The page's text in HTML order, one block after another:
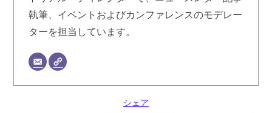
執筆、イベントおよびカンファレンスのモデレー
ターを担当しています。
シェア